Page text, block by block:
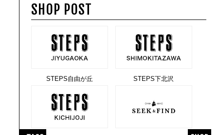
SHOP POST
STEPS自由が丘 STEPS下北沢